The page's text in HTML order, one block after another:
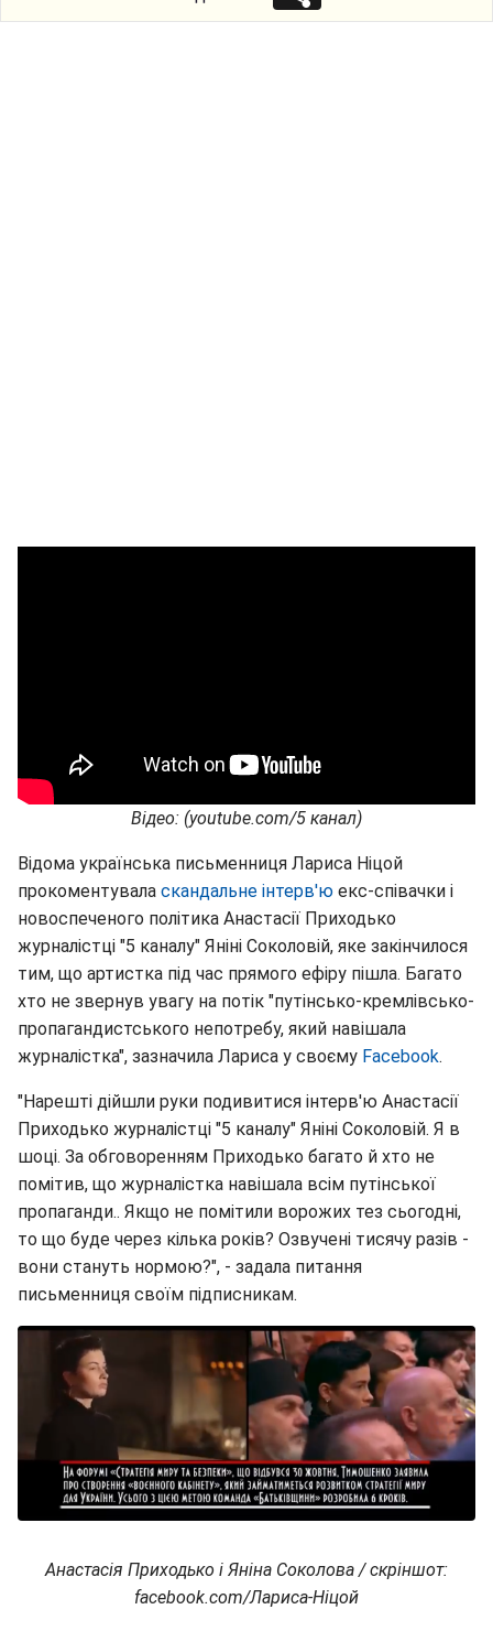
Відео: (youtube.com/5 канал)
Відома українська письменниця Лариса Ніцой
прокоментувала скандальне інтерв'ю екс-співачки і
новоспеченого політика Анастасії Приходько
журналістці "5 каналу" Яніні Соколовій, яке закінчилося
тим, що артистка під час прямого ефіру пішла. Багато
хто не звернув увагу на потік "путінсько-кремлівсько-
пропагандистського непотребу, який навішала
журналістка", зазначила Лариса у своєму Facebook.
"Нарешті дійшли руки подивитися інтерв'ю Анастасії
Приходько журналістці "5 каналу" Яніні Соколовій. Я в
шоці. За обговоренням Приходько багато й хто не
помітив, що журналістка навішала всім путінської
пропаганди.. Якщо не помітили ворожих тез сьогодні,
то що буде через кілька років? Озвучені тисячу разів -
вони стануть нормою?", - задала питання
письменниця своїм підписникам.
Анастасія Приходько і Яніна Соколова / скріншот:
facebook.com/Лариса-Ніцой